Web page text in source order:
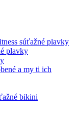
súťažné plavky
plavky
a my ti ich
bikini